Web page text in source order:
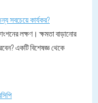
সবচেয়ে কার্যকর?
লক্ষণ। ক্ষমতা বাড়ানোর
একটি বিশেষজ্ঞ থেকে